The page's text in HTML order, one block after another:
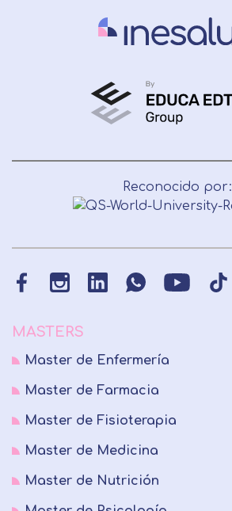
Reconocido por:
MASTERS
Master de Enfermería
Master de Farmacia
Master de Fisioterapia
Master de Medicina
Master de Nutrición